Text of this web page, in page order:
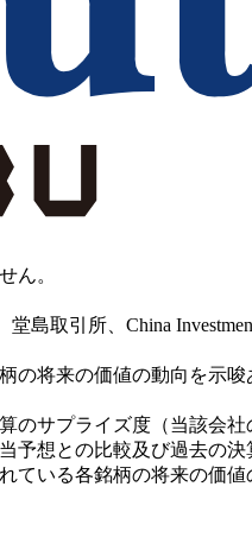
ん。
取引所、China
将来の価値の動向を示
のサプライズ度（当該会
予想との比較及び過去の
いる各銘柄の将来の価